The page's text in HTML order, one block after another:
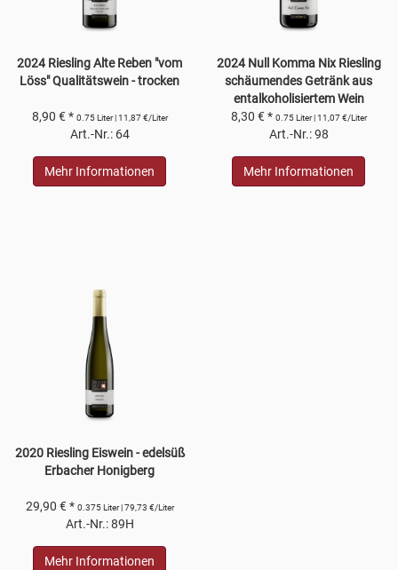
2024 Riesling Alte Reben "vom
Löss" Qualitätswein - trocken
8,90 € * 0.75 Liter | 11,87 €/Liter
Art.-Nr.: 64
Mehr Informationen
2024 Null Komma Nix Riesling
schäumendes Getränk aus
entalkoholisiertem Wein
8,30 € * 0.75 Liter | 11,07 €/Liter
Art.-Nr.: 98
Mehr Informationen
2020 Riesling Eiswein - edelsüß
Erbacher Honigberg
29,90 € * 0.375 Liter | 79,73 €/Liter
Art.-Nr.: 89H
Mehr Informationen